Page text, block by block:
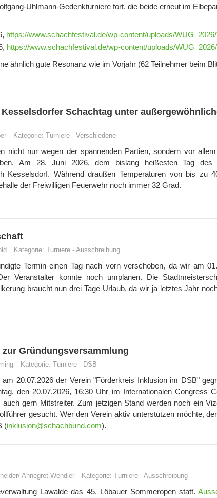
Uhlmann-Gedenkturniere fort, die beide erneut im
https://www.schachfestival.de/wp-content/uploads/
https://www.schachfestival.de/wp-content/uploads/
ähnlich gute Resonanz wie im Vorjahr (62 Teilnehmer beim
Schachtag unter
Kategorie: Turniere - Verschiedene
nicht nur wegen der spannenden Partien, sondern vor
Am 28. Juni 2026, dem bislang heißesten Tag
Kesselsdorf. Während draußen Temperaturen von bis zu
der Freiwilligen Feuerwehr noch immer 32 Grad.
Kategorie: Turniere - Ausschreibung
Termin einen Tag nach vorn verschoben, da wir am
Veranstalter konnte noch umplanen. Die
braucht nun drei Tage Urlaub, da wir ja letztes Jahr
Gründungsversammlung
Kategorie: Turniere - DSB
20.07.2026 der Verein "Förderkreis Inklusion im DSB"
den 20.07.2026, 16:30 Uhr im Internationalen Congress
gern Mitstreiter. Zum jetzigen Stand werden noch ein
gesucht. Wer den Verein aktiv unterstützen möchte,
(inklusion@schachbund.com).
Annegret Wendler Kategorie: Turniere - Ausschreibung
Lawalde das 45. Löbauer Sommeropen statt.